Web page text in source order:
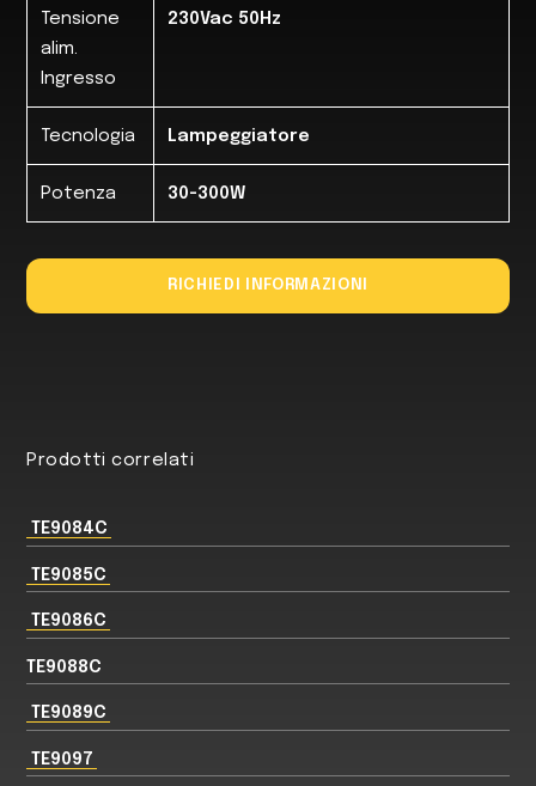
Tensione
alim.
Ingresso
230Vac 50Hz
Tecnologia Lampeggiatore
Potenza 30-300W
RICHIEDI INFORMAZIONI
Prodotti correlati
TE9084C
TE9085C
TE9086C
TE9088C
TE9089C
TE9097